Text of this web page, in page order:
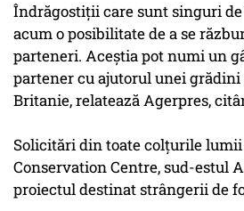
Îndrăgostiții care sunt singuri
acum o posibilitate de a se
parteneri. Aceștia pot numi un
partener cu ajutorul unei
Britanie, relatează Agerpres,
Solicitări din toate colţurile
Conservation Centre, sud-estul
proiectul destinat strângerii de